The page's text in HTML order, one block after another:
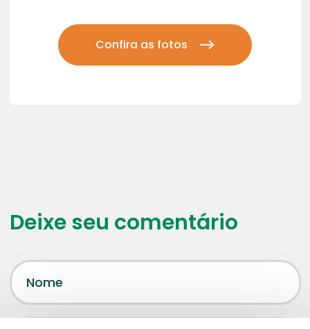
Confira as fotos
Deixe seu comentário